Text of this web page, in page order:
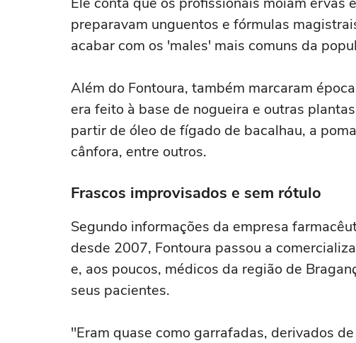
preparavam unguentos e fórmulas
acabar com os 'males' mais comuns da
Além do Fontoura, também marcaram
era feito à base de nogueira e outras
partir de óleo de fígado de bacalhau, a
cânfora, entre outros.
Frascos improvisados e sem rótulo
Segundo informações da empresa
desde 2007, Fontoura passou a
e, aos poucos, médicos da região de
seus pacientes.
"Eram quase como garrafadas, derivados